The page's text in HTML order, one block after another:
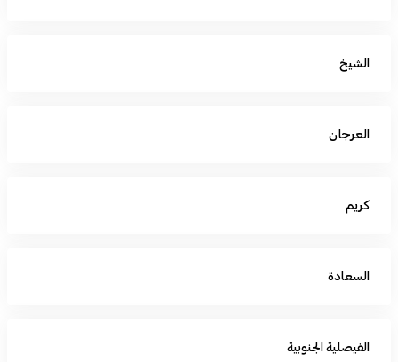
الشيخ
العرجان
كريم
السعادة
الفيصلية الجنوبية